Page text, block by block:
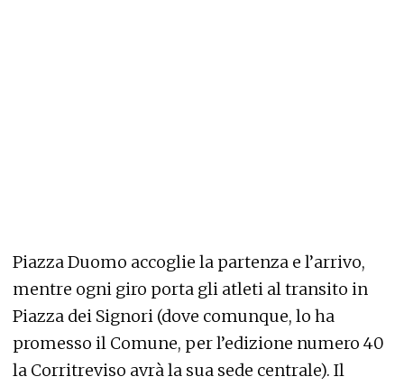
Piazza Duomo accoglie la partenza e l’arrivo,
mentre ogni giro porta gli atleti al transito in
Piazza dei Signori (dove comunque, lo ha
promesso il Comune, per l’edizione numero 40
la Corritreviso avrà la sua sede centrale). Il